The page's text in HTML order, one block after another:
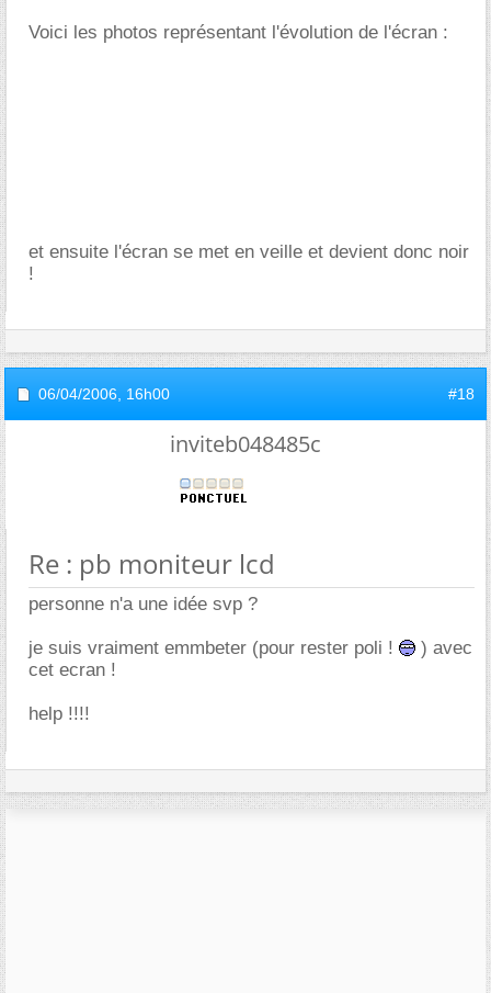
Voici les photos représentant l'évolution de l'écran :
et ensuite l'écran se met en veille et devient donc noir
!
06/04/2006, 16h00 #18
inviteb048485c
Re : pb moniteur lcd
personne n'a une idée svp ?
je suis vraiment emmbeter (pour rester poli !
) avec
cet ecran !
help !!!!